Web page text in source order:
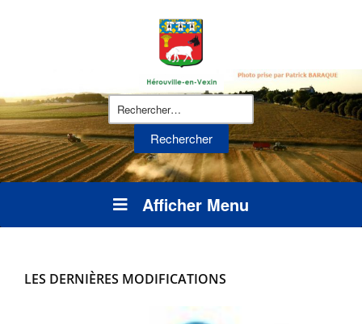
Rechercher :
Afficher Menu
LES DERNIÈRES MODIFICATIONS